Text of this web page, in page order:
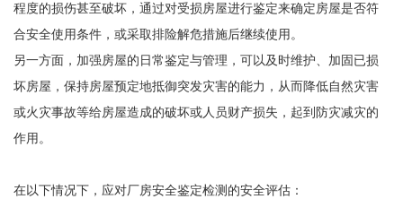
程度的损伤甚至破坏，通过对受损房屋进行鉴定来确定房屋是否符
合安全使用条件，或采取排险解危措施后继续使用。
另一方面，加强房屋的日常鉴定与管理，可以及时维护、加固已损
坏房屋，保持房屋预定地抵御突发灾害的能力，从而降低自然灾害
或火灾事故等给房屋造成的破坏或人员财产损失，起到防灾减灾的
作用。
在以下情况下，应对厂房安全鉴定检测的安全评估：